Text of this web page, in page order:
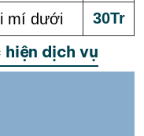
mí dưới 30Tr
hiện dịch vụ